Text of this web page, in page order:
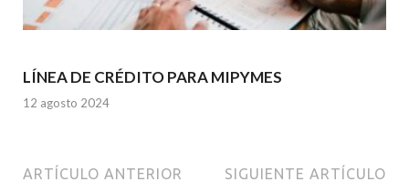
LÍNEA DE CRÉDITO PARA MIPYMES
12 agosto 2024
ARTÍCULO ANTERIOR SIGUIENTE ARTÍCULO